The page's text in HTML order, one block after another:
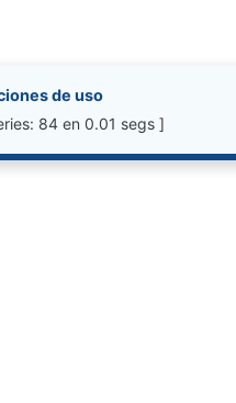
de uso
84 en 0.01 segs ]